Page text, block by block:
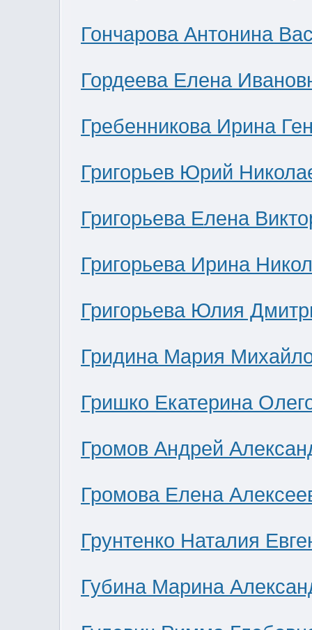
Гончарова Антонина
Гордеева Елена
Гребенникова Ирина
Григорьев Юрий
Григорьева Елена
Григорьева Ирина
Григорьева Юлия
Гридина Мария
Гришко Екатерина
Громов Андрей
Громова Елена
Грунтенко Наталия
Губина Марина